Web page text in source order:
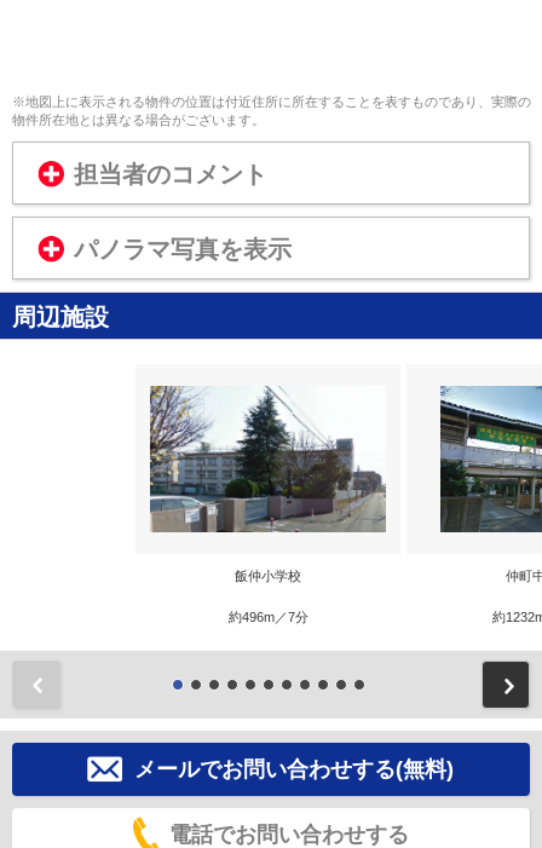
※地図上に表示される物件の位置は付近住所に所在することを表すものであり、実際の
物件所在地とは異なる場合がございます。
担当者のコメント
パノラマ写真を表示
周辺施設
飯仲小学校
約496m／7分
仲町
約
メールでお問い合わせする(無料)
電話でお問い合わせする